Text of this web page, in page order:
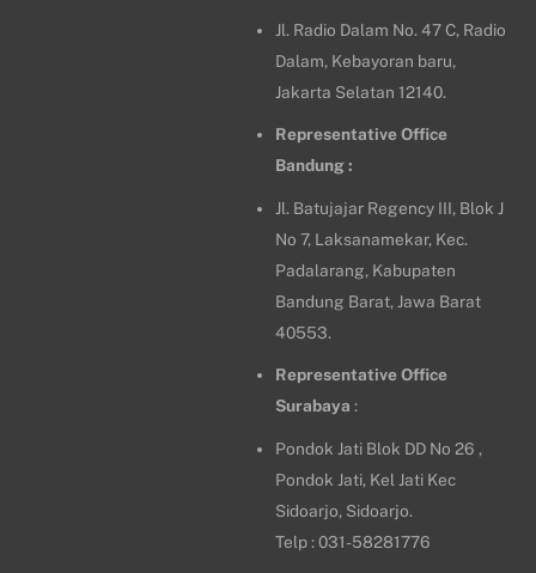
Jl. Radio Dalam No. 47 C, Radio
Dalam, Kebayoran baru,
Jakarta Selatan 12140.
Representative Office
Bandung :
Jl. Batujajar Regency III, Blok J
No 7, Laksanamekar, Kec.
Padalarang, Kabupaten
Bandung Barat, Jawa Barat
40553.
Representative Office
Surabaya :
Pondok Jati Blok DD No 26 ,
Pondok Jati, Kel Jati Kec
Sidoarjo, Sidoarjo.
Telp : 031-58281776